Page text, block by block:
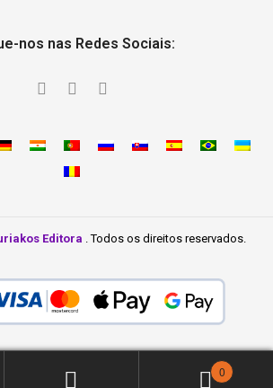
nos nas Redes Sociais:
Editora . Todos os direitos reservados.
0